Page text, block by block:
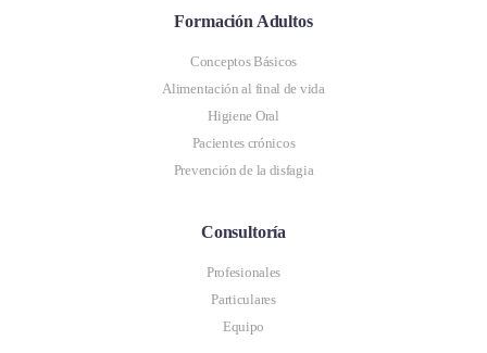
Formación Adultos
Conceptos Básicos
Alimentación al final de vida
Higiene Oral
Pacientes crónicos
Prevención de la disfagia
Consultoría
Profesionales
Particulares
Equipo